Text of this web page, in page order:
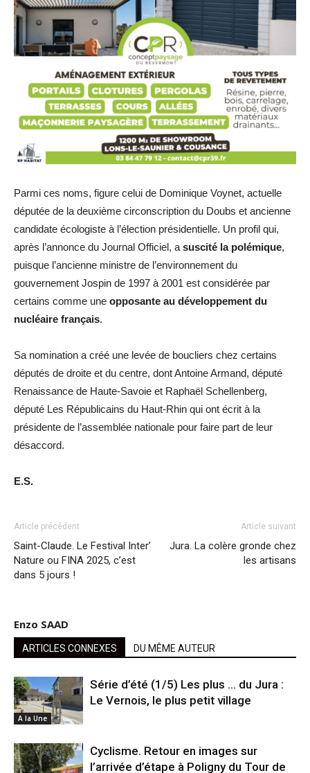
Parmi ces noms, figure celui de Dominique Voynet, actuelle
députée de la deuxième circonscription du Doubs et ancienne
candidate écologiste à l’élection présidentielle. Un profil qui,
après l’annonce du Journal Officiel, a suscité la polémique,
puisque l’ancienne ministre de l’environnement du
gouvernement Jospin de 1997 à 2001 est considérée par
certains comme une opposante au développement du
nucléaire français.
Sa nomination a créé une levée de boucliers chez certains
députés de droite et du centre, dont Antoine Armand, député
Renaissance de Haute-Savoie et Raphaël Schellenberg,
député Les Républicains du Haut-Rhin qui ont écrit à la
présidente de l’assemblée nationale pour faire part de leur
désaccord.
E.S.
Article précédent
Saint-Claude. Le Festival Inter’
Nature ou FINA 2025, c’est
dans 5 jours !
Article suivant
Jura. La colère gronde chez
les artisans
Enzo SAAD
ARTICLES CONNEXES DU MÊME AUTEUR
A la Une
Série d’été (1/5) Les plus … du Jura :
Le Vernois, le plus petit village
Cyclisme. Retour en images sur
l’arrivée d’étape à Poligny du Tour de